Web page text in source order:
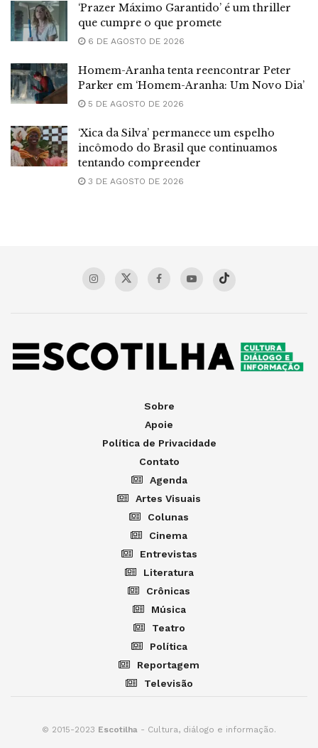
‘Prazer Máximo Garantido’ é um thriller
que cumpre o que promete
6 DE AGOSTO DE 2026
Homem-Aranha tenta reencontrar Peter
Parker em ‘Homem-Aranha: Um Novo Dia’
5 DE AGOSTO DE 2026
‘Xica da Silva’ permanece um espelho
incômodo do Brasil que continuamos
tentando compreender
3 DE AGOSTO DE 2026
Sobre
Apoie
Política de Privacidade
Contato
Agenda
Artes Visuais
Colunas
Cinema
Entrevistas
Literatura
Crônicas
Música
Teatro
Política
Reportagem
Televisão
© 2015-2023 Escotilha - Cultura, diálogo e informação.